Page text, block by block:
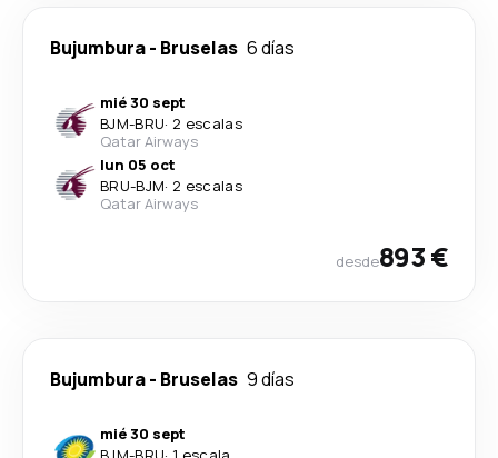
Bujumbura- Bruselas 6 días
mié 30 sept
BJM-BRU· 2 escalas
Qatar Airways
lun 05 oct
BRU-BJM· 2 escalas
Qatar Airways
desde893 €
Bujumbura- Bruselas 9 días
mié 30 sept